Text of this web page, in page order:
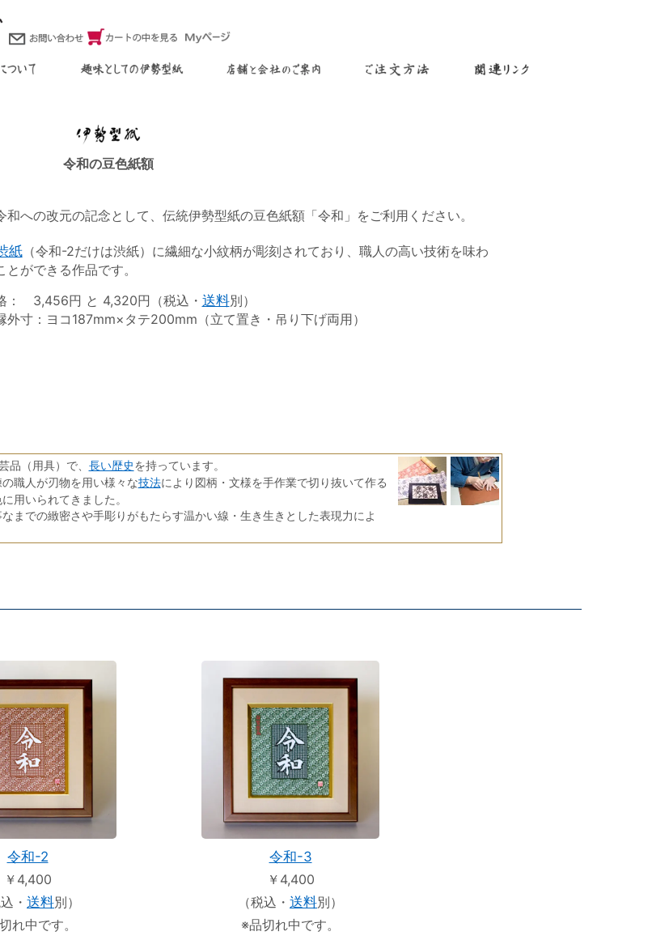
令和の豆色紙額
への改元の記念として、伝統伊勢型紙の豆色紙額「令和」をご利用ください。
紙（令和-2だけは渋紙）に繊細な小紋柄が彫刻されており、職人の高い技術を味わ
とができる作品です。
： 3,456円 と 4,320円（税込・ 送料別）
外寸：ヨコ187mm×タテ200mm（立て置き・吊り下げ両用）
品（用具）で、 長い歴史を持っています。
職人が刃物を用い様々な技法により図柄・文様を手作業で切り抜いて作る
用いられてきました。
までの緻密さや手彫りがもたらす温かい線・生き生きとした表現力によ
令和-2
￥4,400
・ 送料別）
れ中です。
令和-3
￥4,400
（税込・ 送料別）
※品切れ中です。